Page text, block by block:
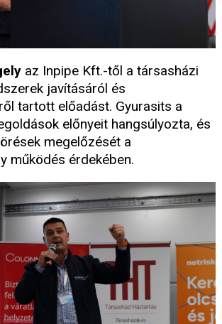
az Inpipe Kft.-től a társasházi
javításáról és
tartott előadást. Gyurasits a
előnyeit hangsúlyozta, és
megelőzését a
működés érdekében.